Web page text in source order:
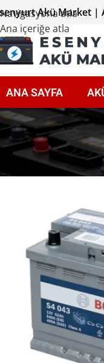
Navigasyona atla
Ana içeriğe atla
Akü Market |
ANA SAYFA
Ana Sayfa Ampere